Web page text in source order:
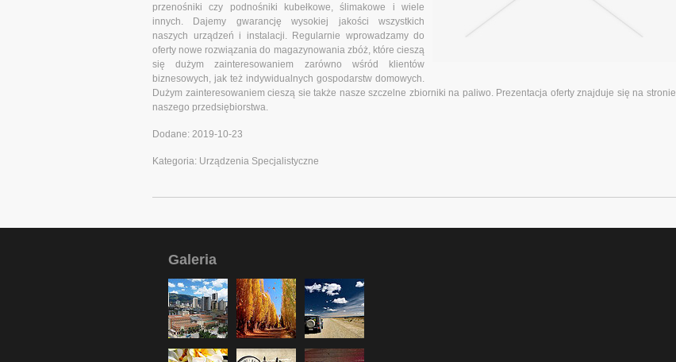
przenośniki czy podnośniki kubełkowe, ślimakowe i wiele
innych. Dajemy gwarancję wysokiej jakości wszystkich
naszych urządzeń i instalacji. Regularnie wprowadzamy do
oferty nowe rozwiązania do magazynowania zbóż, które cieszą
się dużym zainteresowaniem zarówno wśród klientów
biznesowych, jak też indywidualnych gospodarstw domowych.
Dużym zainteresowaniem cieszą sie także nasze szczelne zbiorniki na paliwo. Prezentacja oferty znajduje się na stronie
naszego przedsiębiorstwa.
Dodane: 2019-10-23
Kategoria: Urządzenia Specjalistyczne
Galeria